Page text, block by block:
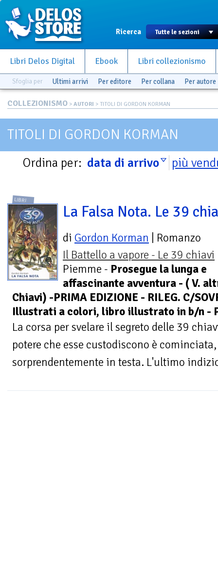
Ricerca
Libri Delos Digital Ebook Libri collezionismo
Sfoglia per Ultimi arrivi Per editore Per collana Per autore
COLLEZIONISMO > AUTORI > TITOLI DI GORDON KORMAN
TITOLI DI GORDON KORMAN
Ordina per: data di arrivo più
LIBRI
La Falsa Nota. Le 39
di Gordon Korman | Romanzo
Il Battello a vapore - Le 39 chiavi
Piemme - Prosegue la lunga e
affascinante avventura - ( V.
Chiavi) -PRIMA EDIZIONE - RILEG. C/
Illustrati a colori, libro illustrato in b/n -
La corsa per svelare il segreto delle 39
potere che esse custodiscono è
sorprendentemente in testa. L'ultimo